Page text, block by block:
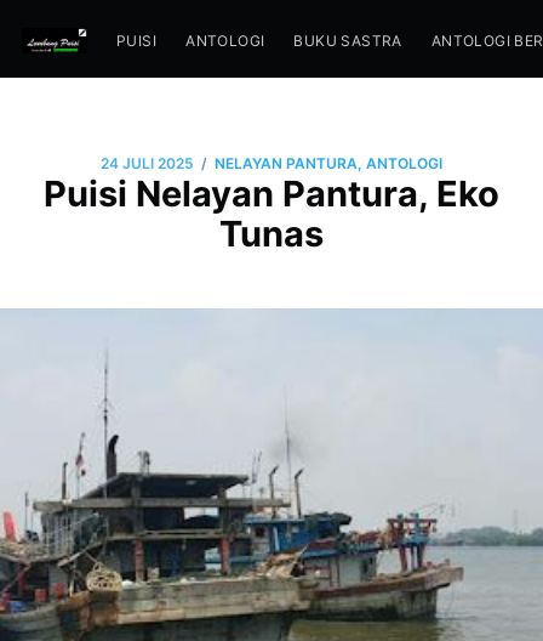
PUISI ANTOLOGI BUKU SASTRA ANTOLOGI
24 JULI 2025 / NELAYAN PANTURA, ANTOLOGI
Puisi Nelayan Pantura, Eko
Tunas